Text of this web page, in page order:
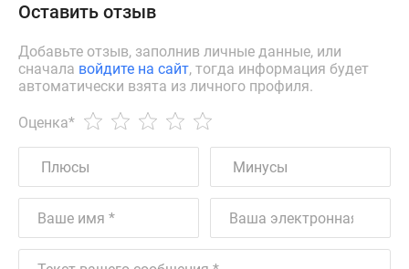
Оставить отзыв
Добавьте отзыв, заполнив личные данные, или
сначала войдите на сайт, тогда информация будет
автоматически взята из личного профиля.
Оценка*